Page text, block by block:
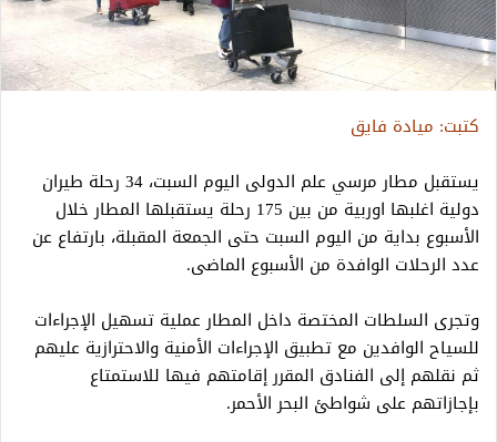
كتبت: ميادة فايق
يستقبل مطار مرسي علم الدولى اليوم السبت، 34 رحلة طيران
دولية اغلبها اوربية من بين 175 رحلة يستقبلها المطار خلال
الأسبوع بداية من اليوم السبت حتى الجمعة المقبلة، بارتفاع عن
عدد الرحلات الوافدة من الأسبوع الماضى.
وتجرى السلطات المختصة داخل المطار عملية تسهيل الإجراءات
للسياح الوافدين مع تطبيق الإجراءات الأمنية والاحترازية عليهم
ثم نقلهم إلى الفنادق المقرر إقامتهم فيها للاستمتاع
بإجازاتهم على شواطئ البحر الأحمر.